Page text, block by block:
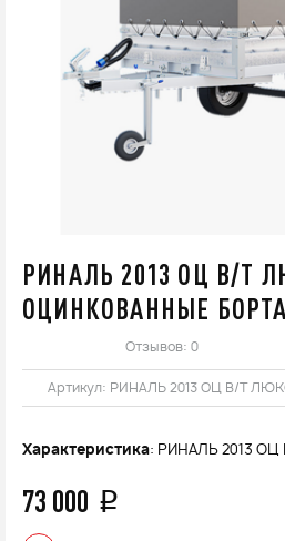
РИНАЛЬ 2013 ОЦ В/Т
ОЦИНКОВАННЫЕ БОРТА
Отзывов: 0
Артикул: РИНАЛЬ 2013 ОЦ В/Т
Характеристика: РИНАЛЬ 2013
73 000 q